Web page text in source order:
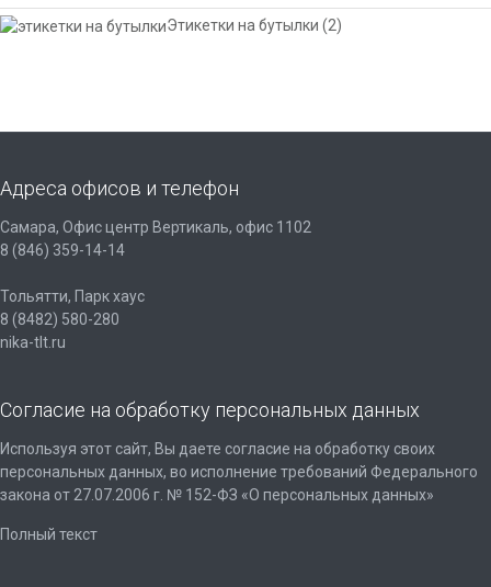
Этикетки на бутылки (2)
Адреса офисов и телефон
Самара, Офис центр Вертикаль, офис 1102
8 (846) 359-14-14
Тольятти, Парк хаус
8 (8482) 580-280
nika-tlt.ru
Согласие на обработку персональных данных
Используя этот сайт, Вы даете согласие на обработку своих
персональных данных, во исполнение требований Федерального
закона от 27.07.2006 г. № 152-ФЗ «О персональных данных»
Полный текст